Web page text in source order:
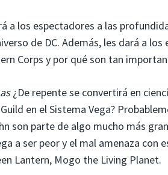
a los espectadores a las
de DC. Además, les dará a
Corps y por qué son tan
¿De repente se convertirá en
en el Sistema Vega?
son parte de algo mucho más
a ser peor y el mal amenaza con
Lantern, Mogo the Living Planet.